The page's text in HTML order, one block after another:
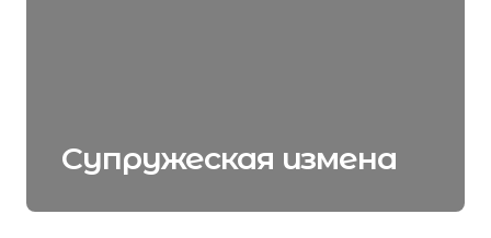
Супружеская измена